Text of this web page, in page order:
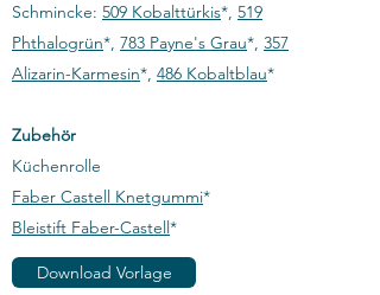
Schmincke: 509 Kobalttürkis*, 519
Phthalogrün*, 783 Payne's Grau*, 357
Alizarin-Karmesin*, 486 Kobaltblau*​
Zubehör
Küchenrolle
Faber Castell Knetgummi*
Bleistift Faber-Castell*​
Download Vorlage